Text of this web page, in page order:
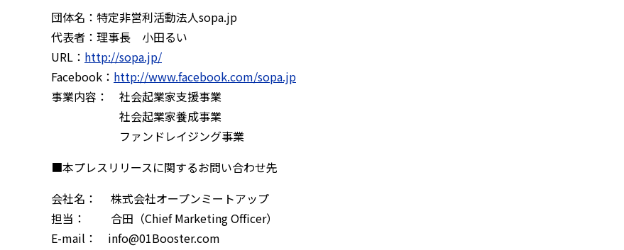
団体名：特定非営利活動法人sopa.jp
代表者：理事長 小田るい
URL： http://sopa.jp/
Facebook： http://www.facebook.com/sopa.jp
事業内容： 社会起業家支援事業
社会起業家養成事業
ファンドレイジング事業
■本プレスリリースに関するお問い合わせ先
会社名： 株式会社オープンミートアップ
担当： 合田（Chief Marketing Officer）
E-mail： info@01Booster.com